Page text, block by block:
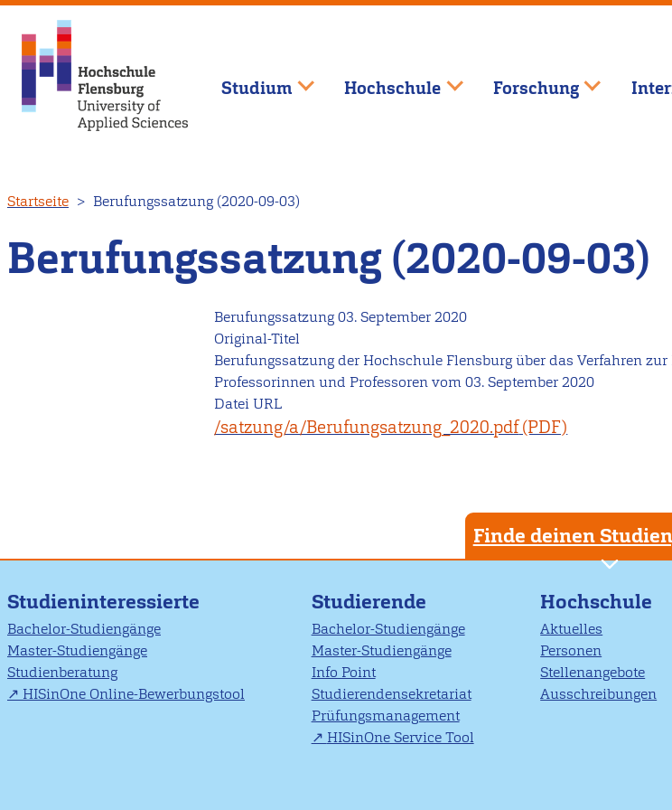
zum
Inhalt
Studium Hochschule Forschung
Startseite Berufungssatzung (2020-09-03)
Berufungssatzung (2020-09-03)
Berufungssatzung03. September 2020
Original-Titel
Berufungssatzung der Hochschule Flensburg über das Verfahren
Professorinnen und Professoren vom 03. September 2020
Datei URL
/satzung/a/Berufungsatzung_2020.pdf
Finde deinen
Studieninteressierte
Bachelor-Studiengänge
Master-Studiengänge
Studienberatung
HISinOne Online-Bewerbungstool
Studierende
Bachelor-Studiengänge
Master-Studiengänge
Info Point
Studierendensekretariat
Prüfungsmanagement
HISinOne Service Tool
Hochschule
Aktuelles
Personen
Stellenangebote
Ausschreibungen